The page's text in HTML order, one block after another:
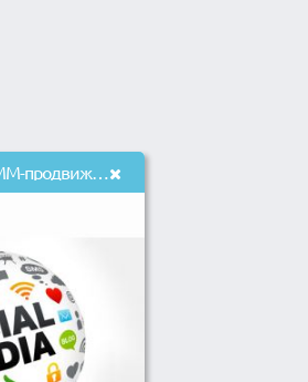
Консультация по SMM-продвижению